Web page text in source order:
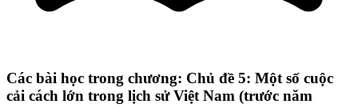
Các bài học trong chương: Chủ đề 5: Một số cuộc
cải cách lớn trong lịch sử Việt Nam (trước năm